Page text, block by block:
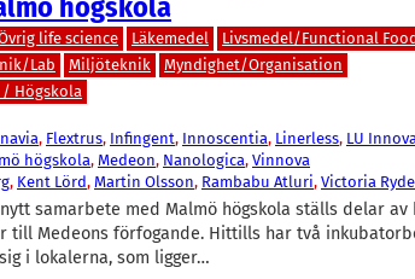
högskola
life science Läkemedel
Livsmedel/Functional
Lab
Miljöteknik
Myndighet/Organisation
Högskola
, Flextrus, Infingent, Innoscentia, Linerless, LU
högskola, Medeon, Nanologica, Vinnova
, Kent Lörd, Martin Olsson, Rambabu Atluri, Victoria
samarbete med Malmö högskola ställs delar av
till Medeons förfogande. Hittills har två
i lokalerna, som ligger…